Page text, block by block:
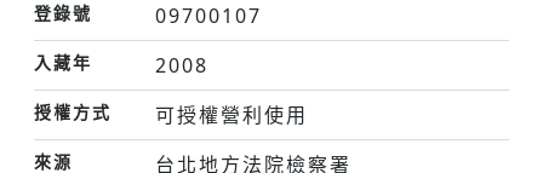
登錄號 09700107
入藏年 2008
授權方式 可授權營利使用
來源 台北地方法院檢察署